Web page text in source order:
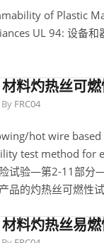
of Plastic
UL 94: 设备和
料灼热丝可
By FRC04
hot wire
test method for
试验—第2-11部分
品的灼热丝可燃性
料灼热丝易